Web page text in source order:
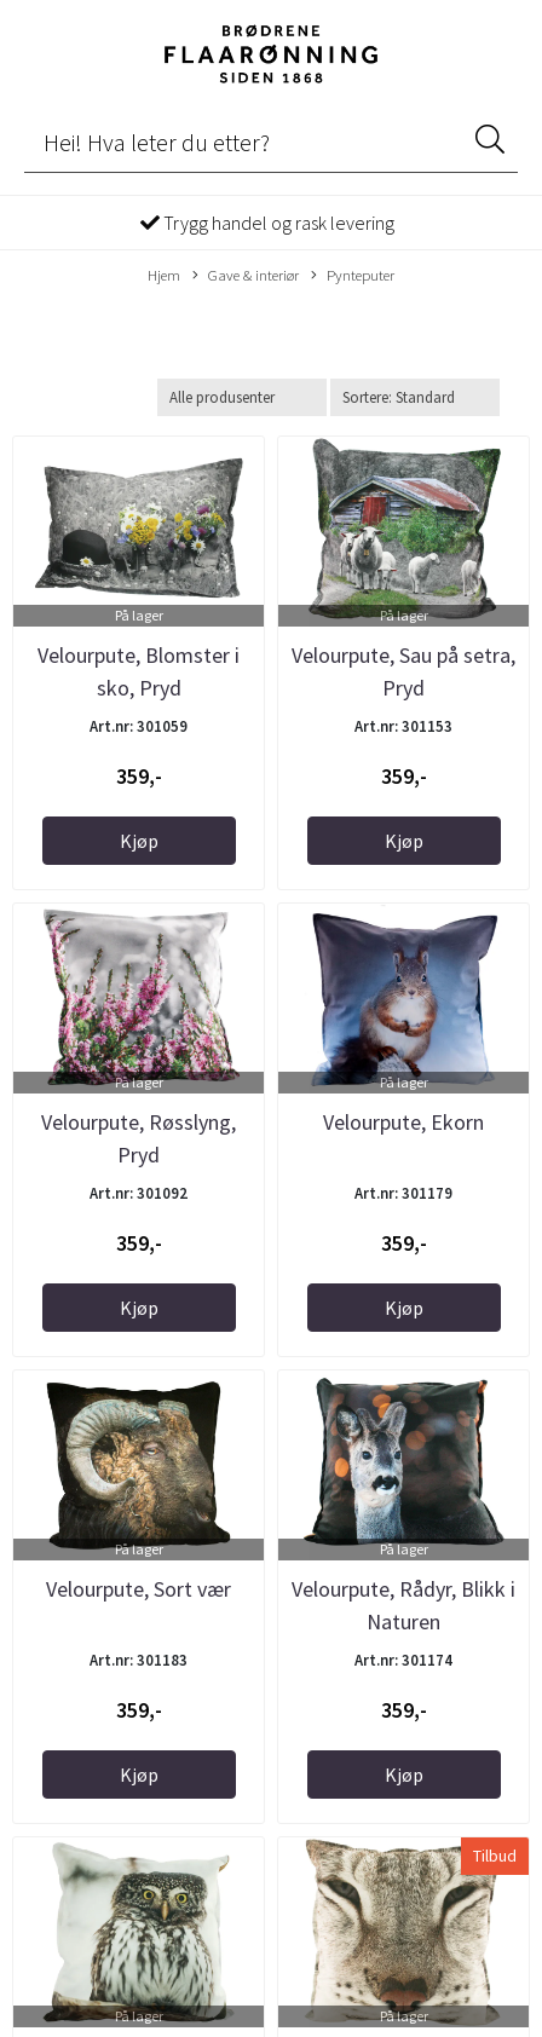
Trygg handel og rask levering
Hjem Gave & interiør Pynteputer
På lager
Velourpute, Blomster i
sko, Pryd
Art.nr: 301059
359,-
Kjøp
På lager
Velourpute, Sau på setra,
Pryd
Art.nr: 301153
359,-
Kjøp
På lager
Velourpute, Røsslyng,
Pryd
Art.nr: 301092
359,-
Kjøp
På lager
Velourpute, Ekorn
Art.nr: 301179
359,-
Kjøp
På lager
Velourpute, Sort vær
Art.nr: 301183
359,-
Kjøp
På lager
Velourpute, Rådyr, Blikk i
Naturen
Art.nr: 301174
359,-
Kjøp
På lager
Tilbud
På lager